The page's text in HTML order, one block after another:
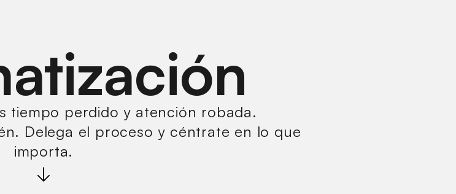
tiempo perdido y atención robada.
Delega el proceso y céntrate en lo que
importa.